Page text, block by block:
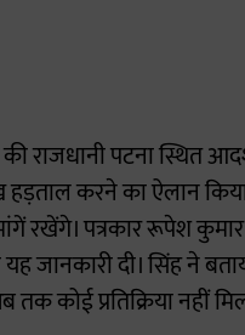
राजधानी पटना स्थित
करने का ऐलान
रखेंगे। पत्रकार रूपेश
जानकारी दी। सिंह ने
कोई प्रतिक्रिया नहीं